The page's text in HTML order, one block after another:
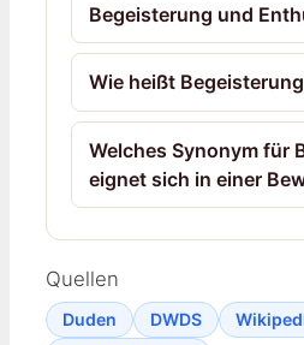
Begeisterung und
Wie heißt
Welches Synonym für
eignet sich in einer
Quellen
Duden DWDS